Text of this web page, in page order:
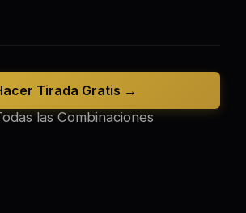
las Combinaciones
Tirada Gratis →